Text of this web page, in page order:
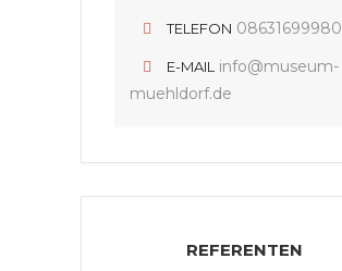
TELEFON 08631699980
E-MAIL
info@museum-
muehldorf.de
REFERENTEN